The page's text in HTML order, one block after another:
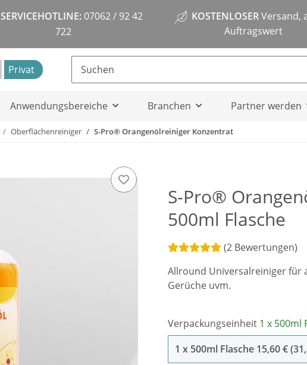
SERVICEHOTLINE:07062 / 92 42
722
KOSTENLOSERVersand,
Auftragswert
Privat
Anwendungsbereiche Branchen Partner werden
Oberflächenreiniger S-Pro® Orangenölreiniger Konzentrat
S-Pro®
500ml Flasche
(2 Bewertungen)
Allround Universalreiniger für
Gerüche uvm.
Verpackungseinheit 1 x 500ml
1 x 500ml Flasche 1 x 500ml
15,60 €